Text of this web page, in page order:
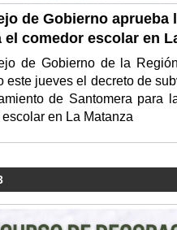
de Gobierno aprueba
el comedor escolar en
de Gobierno de la
este jueves el decreto de
de Santomera para
en La Matanza